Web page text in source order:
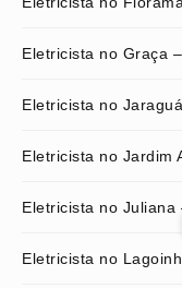
Eletricista no Graça
Eletricista no
Eletricista no Jardim
Eletricista no Juliana
Eletricista no